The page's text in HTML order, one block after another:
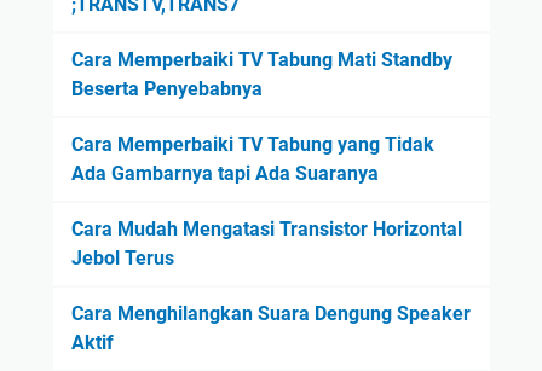
Cara Memperbaiki TV Tabung Mati Standby
Beserta Penyebabnya
Cara Memperbaiki TV Tabung yang Tidak
Ada Gambarnya tapi Ada Suaranya
Cara Mudah Mengatasi Transistor Horizontal
Jebol Terus
Cara Menghilangkan Suara Dengung Speaker
Aktif